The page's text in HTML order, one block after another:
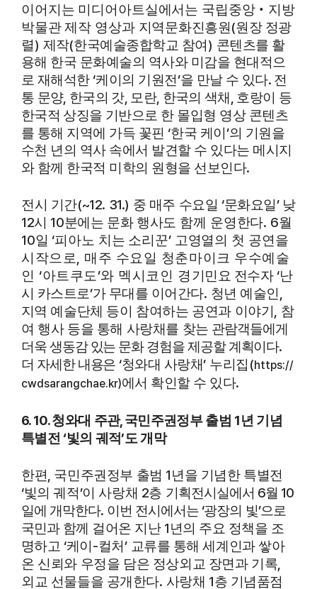
이어지는 미디어아트실에서는 국립중앙‧ 지방
박물관 제작 영상과 지역문화진흥원(원장 정광
렬) 제작(한국예술종합학교 참여) 콘텐츠를 활
용해 한국 문화예술의 역사와 미감을 현대적으
로 재해석한‘케이의 기원전’을 만날 수 있다. 전
통 문양, 한국의 갓, 모란, 한국의 색채 호랑이 등
한국적 상징을 기반으로 한 몰입형 영상 콘텐츠
를 통해 지역에 가득 꽃핀‘한국 케이’의 기원을
수천 년의 역사 속에서 발견할 수 있다는 메시지
와 함께 한국적 미학의 원형을 선보인다.
전시 기간(~12. 31.) 중 매주 수요일‘문화요일’ 낮
12시 10분에는 문화 행사도 함께 운영한다. 6월
10일‘피아노 치는 소리꾼’ 고영열의 첫 공연을
시작으로
매주 수요일 청춘마이크 우수예술
인‘아트쿠도’와 멕시코인 경 기민요 전수자‘난
시 카스트로’가 무대를 이어간다. 청년 예술인
지역 예술단체 등이 참여하는 공연과 이야기
참
여 행사 등을 통해 사랑채를 찾는 관람객들에게
더욱 생동감 있는 문화 경험을 제공할 계획이다.
더 자세한 내용은 ‘청와대 사랑채’ 누리집 (https://
cwdsarangchae.kr)에서 확인할 수 있다.
6. 10.청와대 주관, 국민주권정부 출범 1년 기념
특별전‘빛의 궤적’도 개막
한편 국민주권정부 출범 1년을 기념한 특별전
‘빛의 궤적’이 사랑채 2층 기획전시실에서 6월 10
일에 개막한다. 이번 전시에서는‘광장의 빛’으로
국민과 함께 걸어온 지난 1년의 주요 정책을 조
명하고 ‘케이-컬처’ 교류를 통해세계인과 쌓아
온 신뢰와 우정을 담은 정상외교 장면과 기록
외교 선물들을 공개한다. 사랑채 1층 기념품점